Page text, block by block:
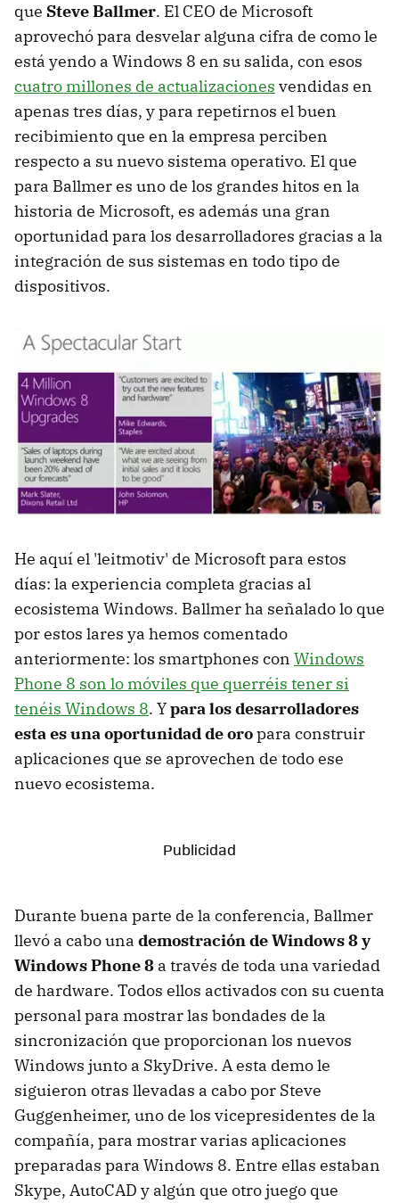
que Steve Ballmer. El CEO de Microsoft
aprovechó para desvelar alguna cifra de como le
está yendo a Windows 8 en su salida, con esos
cuatro millones de actualizaciones vendidas en
apenas tres días, y para repetirnos el buen
recibimiento que en la empresa perciben
respecto a su nuevo sistema operativo. El que
para Ballmer es uno de los grandes hitos en la
historia de Microsoft, es además una gran
oportunidad para los desarrolladores gracias a la
integración de sus sistemas en todo tipo de
dispositivos.
He aquí el 'leitmotiv' de Microsoft para estos
días: la experiencia completa gracias al
ecosistema Windows. Ballmer ha señalado lo que
por estos lares ya hemos comentado
anteriormente: los smartphones con Windows
Phone 8 son lo móviles que querréis tener si
tenéis Windows 8. Ypara los desarrolladores
esta es una oportunidad de oropara construir
aplicaciones que se aprovechen de todo ese
nuevo ecosistema.
Durante buena parte de la conferencia, Ballmer
llevó a cabo una demostración de Windows 8 y
Windows Phone 8 a través de toda una variedad
de hardware. Todos ellos activados con su cuenta
personal para mostrar las bondades de la
sincronización que proporcionan los nuevos
Windows junto a SkyDrive. A esta demo le
siguieron otras llevadas a cabo por Steve
Guggenheimer, uno de los vicepresidentes de la
compañía, para mostrar varias aplicaciones
preparadas para Windows 8. Entre ellas estaban
Skype, AutoCAD y algún que otro juego que